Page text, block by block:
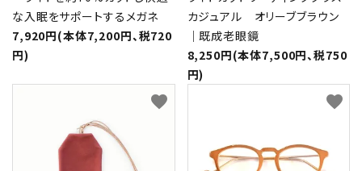
な入眠をサポートするメガネ
7,920円(本体7,200円、税720
円)
カジュアル オリーブブラウン
｜既成老眼鏡
8,250円(本体7,500円、税750
円)
favorite favorite